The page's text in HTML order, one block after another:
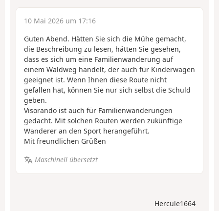
10 Mai 2026 um 17:16
Guten Abend. Hätten Sie sich die Mühe gemacht,
die Beschreibung zu lesen, hätten Sie gesehen,
dass es sich um eine Familienwanderung auf
einem Waldweg handelt, der auch für Kinderwagen
geeignet ist. Wenn Ihnen diese Route nicht
gefallen hat, können Sie nur sich selbst die Schuld
geben.
Visorando ist auch für Familienwanderungen
gedacht. Mit solchen Routen werden zukünftige
Wanderer an den Sport herangeführt.
Mit freundlichen Grüßen
Maschinell übersetzt
Hercule1664